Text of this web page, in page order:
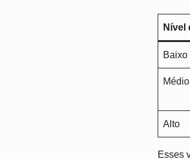
Nível
Baixo
Médio
Alto
Esses